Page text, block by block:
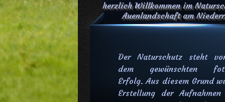
Der Naturschutz steht
dem gewünschten
Erfolg. Aus diesem Grund
Erstellung der Aufnahmen
herzlich Willkommen im
Auenlandschaft am